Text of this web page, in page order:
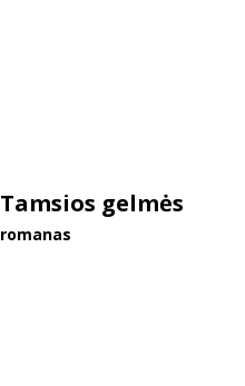
Tamsios gelmės
romanas